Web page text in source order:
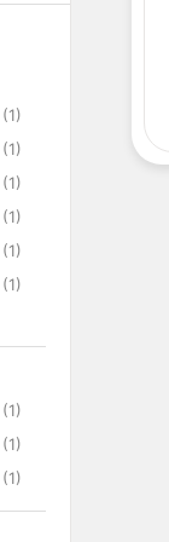
Gourmet &
Benessere e
(1)
(1)
(1)
(1)
(1)
(1)
(1)
(1)
(1)